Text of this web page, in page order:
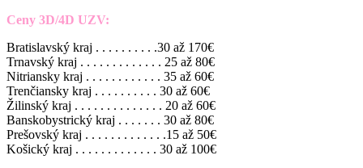
Ceny 3D/4D UZV:
Bratislavský kraj . . . . . . . . . .30 až 170€
Trnavský kraj . . . . . . . . . . . . . 25 až 80€
Nitriansky kraj . . . . . . . . . . . . 35 až 60€
Trenčiansky kraj . . . . . . . . . . 30 až 60€
Žilinský kraj . . . . . . . . . . . . . . 20 až 60€
Banskobystrický kraj . . . . . . . 30 až 80€
Prešovský kraj . . . . . . . . . . . . .15 až 50€
Košický kraj . . . . . . . . . . . . . 30 až 100€